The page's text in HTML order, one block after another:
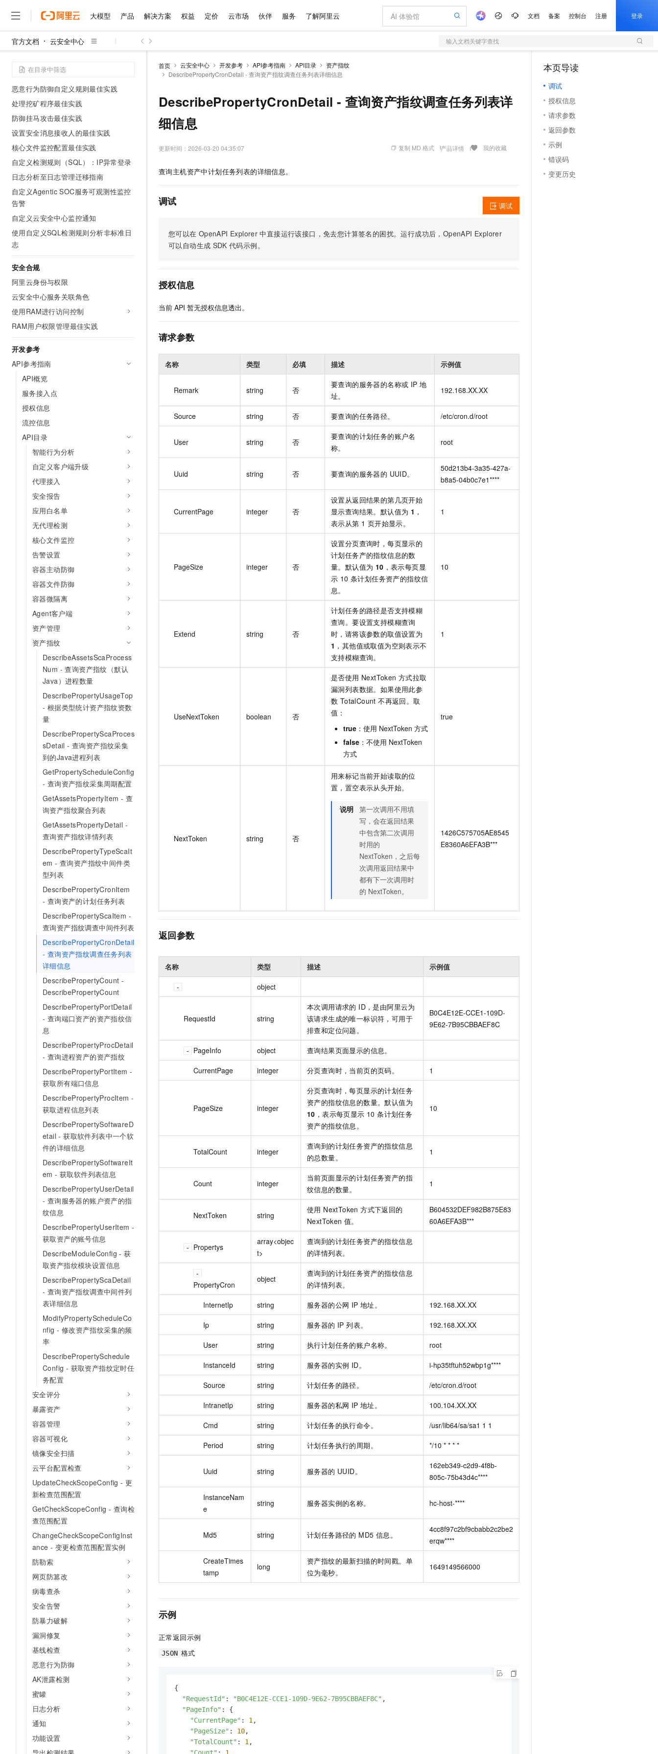
大模型 产品 解决方案 权益 定价 云市场 伙伴 服务 了解阿里云 文档 备案 控制台 注册 登录
官方文档 云安全中心 输入文档关键字查找
Linux系统木马查杀
IDC服务器通过Proxy集群接入云安全中
心
弱口令安全最佳实践
恶意行为防御自定义规则最佳实践
处理挖矿程序最佳实践
防御挂马攻击最佳实践
设置安全消息接收人的最佳实践
核心文件监控配置最佳实践
自定义检测规则（SQL）：IP异常登录
日志分析至日志管理迁移指南
自定义Agentic SOC服务可观测性监控
告警
自定义云安全中心监控通知
使用自定义SQL检测规则分析非标准日
志
安全合规
阿里云身份与权限
云安全中心服务关联角色
使用RAM进行访问控制
RAM用户权限管理最佳实践
开发参考
API参考指南
API概览
服务接入点
授权信息
流控信息
API目录
智能行为分析
自定义客户端升级
代理接入
安全报告
应用白名单
无代理检测
核心文件监控
告警设置
容器主动防御
容器文件防御
容器微隔离
Agent客户端
资产管理
资产指纹
DescribeAssetsScaProcess
Num - 查询资产指纹（默认
Java）进程数量
DescribePropertyUsageTop
- 根据类型统计资产指纹资数
量
DescribePropertyScaProces
sDetail - 查询资产指纹采集
到的Java进程列表
GetPropertyScheduleConfig
- 查询资产指纹采集周期配置
GetAssetsPropertyItem - 查
询资产指纹聚合列表
GetAssetsPropertyDetail -
查询资产指纹详情列表
DescribePropertyTypeScaIt
em - 查询资产指纹中间件类
型列表
DescribePropertyCronItem
- 查询资产的计划任务列表
DescribePropertyScaItem -
查询资产指纹调查中间件列表
DescribePropertyCronDetail
- 查询资产指纹调查任务列表
详细信息
DescribePropertyCount -
DescribePropertyCount
DescribePropertyPortDetail
- 查询端口资产的资产指纹信
息
DescribePropertyProcDetail
- 查询进程资产的资产指纹
DescribePropertyPortItem -
获取所有端口信息
DescribePropertyProcItem -
获取进程信息列表
DescribePropertySoftwareD
etail - 获取软件列表中一个软
件的详细信息
DescribePropertySoftwareIt
em - 获取软件列表信息
DescribePropertyUserDetail
- 查询服务器的账户资产的指
纹信息
DescribePropertyUserItem -
获取资产的账号信息
DescribeModuleConfig - 获
取资产指纹模块设置信息
DescribePropertyScaDetail
- 查询资产指纹调查中间件列
表详细信息
ModifyPropertyScheduleCo
nfig - 修改资产指纹采集的频
率
DescribePropertySchedule
Config - 获取资产指纹定时任
务配置
安全评分
暴露资产
容器管理
容器可视化
镜像安全扫描
云平台配置检查
UpdateCheckScopeConfig - 更
新检查范围配置
GetCheckScopeConfig - 查询检
查范围配置
ChangeCheckScopeConfigInst
ance - 变更检查范围配置实例
防勒索
网页防篡改
病毒查杀
安全告警
防暴力破解
漏洞修复
基线检查
恶意行为防御
AK泄露检测
蜜罐
日志分析
通知
功能设置
首页 云安全中心 开发参考 API参考指南 API目录
资产指纹
DescribePropertyCronDetail - 查询资产指纹调查任务列表详细信息
DescribePropertyCronDetail - 查询资产指纹调查任务列表详
细信息
更新时间： 2026-03-20 04:35:07 复制 MD 格式 产品详情 我的收藏
查询主机资产中计划任务列表的详细信息。
调试
您可以在 OpenAPI Explorer 中直接运行该接口，免去您计算签名的困扰。运行成功后，OpenAPI Explorer
可以自动生成 SDK 代码示例。
调试
授权信息
当前 API 暂无授权信息透出。
请求参数
名称 类型 必填 描述 示例值
Remark string 否
要查询的服务器的名称或 IP 地
址。
192.168.XX.XX
Source string 否 要查询的任务路径。 /etc/cron.d/root
User string 否
要查询的计划任务的账户名
称。
root
Uuid string 否 要查询的服务器的 UUID。
50d213b4-3a35-427a-
b8a5-04b0c7e1****
CurrentPage integer 否
设置从返回结果的第几页开始
显示查询结果。默认值为 1 ，
表示从第 1 页开始显示。
1
PageSize integer 否
设置分页查询时，每页显示的
计划任务产的指纹信息的数
量。默认值为 10 ，表示每页显
示 10 条计划任务资产的指纹信
息。
10
Extend string 否
计划任务的路径是否支持模糊
查询。要设置支持模糊查询
时，请将该参数的取值设置为
1 ，其他值或取值为空则表示不
支持模糊查询。
1
UseNextToken boolean 否
是否使用 NextToken 方式拉取
漏洞列表数据。如果使用此参
数 TotalCount 不再返回。取
值：
true ：使用 NextToken 方式
false ：不使用 NextToken
方式
true
NextToken string 否
用来标记当前开始读取的位
置，置空表示从头开始。
说明 第一次调用不用填
写，会在返回结果
中包含第二次调用
时用的
NextToken，之后每
次调用返回结果中
都有下一次调用时
的 NextToken。
1426C575705AE8545
E8360A6EFA3B***
返回参数
名称 类型 描述 示例值
object
RequestId string
本次调用请求的 ID，是由阿里云为
该请求生成的唯一标识符，可用于
排查和定位问题。
B0C4E12E-CCE1-109D-
9E62-7B95CBBAEF8C
PageInfo object 查询结果页面显示的信息。
CurrentPage integer 分页查询时，当前页的页码。 1
PageSize integer
分页查询时，每页显示的计划任务
资产的指纹信息的数量。默认值为
10 ，表示每页显示 10 条计划任务
资产的指纹信息。
10
TotalCount integer
查询到的计划任务资产的指纹信息
的总数量。
1
Count integer
当前页面显示的计划任务资产的指
纹信息的数量。
1
NextToken string
使用 NextToken 方式下返回的
NextToken 值。
B604532DEF982B875E83
60A6EFA3B***
Propertys
array<objec
t>
查询到的计划任务资产的指纹信息
的详情列表。
PropertyCron
object
查询到的计划任务资产的指纹信息
的详情列表。
InternetIp string 服务器的公网 IP 地址。 192.168.XX.XX
Ip string 服务器的 IP 列表。 192.168.XX.XX
User string 执行计划任务的账户名称。 root
InstanceId string 服务器的实例 ID。 i-hp35tftuh52wbp1g****
Source string 计划任务的路径。 /etc/cron.d/root
IntranetIp string 服务器的私网 IP 地址。 100.104.XX.XX
Cmd string 计划任务的执行命令。 /usr/lib64/sa/sa1 1 1
Period string 计划任务执行的周期。 */10 * * * *
Uuid string 服务器的 UUID。
162eb349-c2d9-4f8b-
805c-75b43d4c****
InstanceNam
e
string 服务器实例的名称。 hc-host-****
Md5 string 计划任务路径的 MD5 信息。
4cc8f97c2bf9cbabb2c2be2
erqw****
CreateTimes
tamp
long
资产指纹的最新扫描的时间戳。单
位为毫秒。
1649149566000
示例
正常返回示例
JSON 格式
{
"RequestId" : "B0C4E12E-CCE1-109D-9E62-7B95CBBAEF8C" ,
"PageInfo" : {
"CurrentPage" : 1 ,
"PageSize" : 10,
"TotalCount" : 1 ,
"Count" : 1
本页导读
调试
授权信息
请求参数
返回参数
示例
错误码
变更历史
大模型
千问AI平台
大模型
文本生成
Qwen3.8-Max HOT HappyHorse-1.1-T2V
语音识别与合成
Qwen3-TTS-Flash
千问AI平台-Token Plan
千问AI平台-模型体验
Happy 系列大模型
新一代 AI 视频生成模型，深度适配广告营销等场景 AI Native 的算法工程平台，一站式完成建模、训练、推理服务部署 云端极速 AI 应用创作平台
大模型解决方案
快速部署 Dify，高效搭建 AI 应用
依托云原生高可用架构,实现Dify私有化部署
10 分钟在聊天系统中增加一个 AI 助手
10分钟微调：让0.6B模型媲美235B模型
用1%尺寸在特定领域达到大模型90%以上效果
即刻拥有 DeepSeek-R1 满血版
多模态数据信息提取
从文本、图片、视频中提取结构化的属性信息
超强辅助，Bolt.diy 一步搞定创意建站
产品
精选产品
人工智能与机器学习
计算
存储
网络与CDN
安全
数据库
媒体服务
企业服务与云通信
域名与网站
终端用户计算
Serverless
开发工具
迁移与运维管理
专有云
精选产品
大模型服务平台百炼 大模型
千问大模型 大模型
多元化、高性能、安全可靠的大模型服务
随时随地安全接入的云上超级电脑
云解析DNS
覆盖公网/内网、递归/权威、移动APP等全场景解析服务
云原生大数据计算服务 MaxCompute
面向分析的企业级SaaS模式云数据仓库
域名与网站
对象存储 OSS
Qoder CN
云数据库 RDS
面向真实软件的智能体编程平台
云原生的云上边界网络安全防护产品
轻量应用服务器
数字证书管理服务（原SSL证书）
实现全站HTTPS，呈现可信的WEB访问
短信服务
大数据开发治理平台 DataWorks
解决方案
精选解决方案
AI
互联网应用开发
现代化应用
安全
网络
上云与迁云
企业出海
政企业务
精选解决方案
千问办公，解锁你的工作新方式 NEW
Agency Agents：拥有专属领域专家
快速拥有专属 OpenClaw
让AI从“聊天伙伴”进化为能干活的“数字员工”
睿译宝，AI翻译排版一步到位
GLM-5.2：长任务时代开源旗舰模型
Claude Code + GStack 打造工程团队
安装技能 GStack，拥有专属 AI 工程团队
即刻拥有 DeepSeek-V4-Pro
从聊天伙伴进化为能主动干活的本地数字员工
一句话生成原生可编辑精美 PPT 文稿
输入一句话想法, 轻松生成专业的 PPT
一键部署幻兽帕鲁游戏服务器
一键购买专属联机服务器，轻松开启游戏
漫剧工坊：一站式动画创作平台
快速生产连贯的高质量长漫剧
10 分钟搭建微信、支付宝小程序
高效部署网站，快速应用到小程序
权益 普惠上云
普惠上云 官方力荐
官方推荐返现计划
推荐新用户得奖励，单订单最高返9万
高校专属算力普惠，学生认证享300元代金券
免费试用
解决方案免费试用 新老同享
最高领取价值200元试用点，立即开启云上创新
1亿+ 大模型 tokens 和 30+ 款产品免费体验
大模型ACA认证体验
AI 特惠
智启 AI 普惠权益
阿里云 OPC 创新助力计划
Qwen3.8-Max 首发尝鲜，限时加量 10 倍，夜间低至2折
千问办公，限时限量积分加倍
你的AI工作搭子，覆盖日常办公高频场景
夜间 5 折，Qwen/Meoo/TokenPlan 客户专享
AI 场景体验
AI 电商营销
图文、视频一站生成，高效打造优质广告素材
AI助力短剧漫剧创作，剧本、分镜、视频高效生成
AI智能应用，一键激活高效办公新体验
AI 活动
AI 生产力先锋
先锋实践拓展 AI 生产力的边界
飞天发布时刻
所见，即是所愿
AI 实训营
从基础到进阶，Agent 创客手把手教你
创新加速
定价 产品定价
了解云产品的定价详情
云上成本管理
价格计算器
自助选配和估算价格
价格优势
配置报价器
阿里云 OPC 创新助力计划
Token 补贴，五大权
益加速 OPC 成功
云市场 精选商城
网站建设
友盟天域
观测云
电子合同
Tableau 订阅
AI空中课堂在线直播课堂（旗舰版）
生态解决方案
AI 开发和 AI 应用解决方案
数据与 API
数据集
基础软件
宝塔 Linux
CentOS
JAVA
Red Hat
定制小程序
建站系统
专业服务
公司注册
上云迁移
代维服务
伙伴 成为销售伙伴
分销伙伴
销售伙伴合作计划
Consulting Partner 合作计划
成为产品伙伴
产品生态集成认证中心
产品伙伴合作计划
云存储合作计划
云网络合作计划
服务伙伴合作计划
Al MaaS 服务伙伴赋能合作
伙伴信用分合作计划
更多支持
合作伙伴培训与认证
查询合作伙伴
登录合作伙伴管理后台
服务 售前咨询
在线服务
售后服务
自助服务
短信专区
企业增值服务
企业支持计划
创新中心
阿里云认证
全部认证
训练营
开发者社区
镜像站
我要反馈
我要建议
了解阿里云 为什么选择阿里云
什么是云计算
安全合规
分析师报告
云开发大赛
入门学习赛
最佳实践
云上春晚
市场活动
云栖大会
魔搭 ModelScope
加入我们
校园招聘